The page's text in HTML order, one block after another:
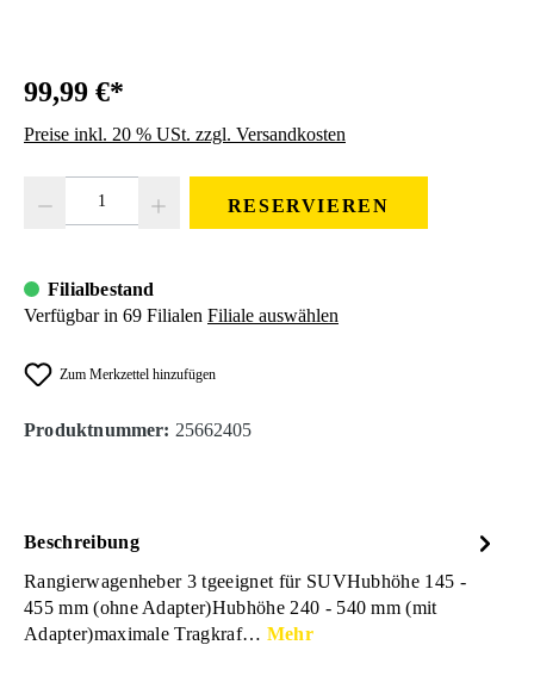
99,99 €*
Preise inkl. 20 % USt. zzgl. Versandkosten
RESERVIEREN
Filialbestand
Verfügbar in 69 Filialen Filiale auswählen
Zum Merkzettel hinzufügen
Produktnummer: 25662405
Beschreibung
Rangierwagenheber 3 tgeeignet für SUVHubhöhe 145 -
455 mm (ohne Adapter)Hubhöhe 240 - 540 mm (mit
Adapter)maximale Tragkraf… Mehr